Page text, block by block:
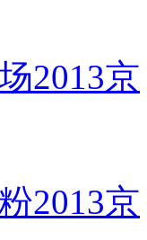
2013京
2013京